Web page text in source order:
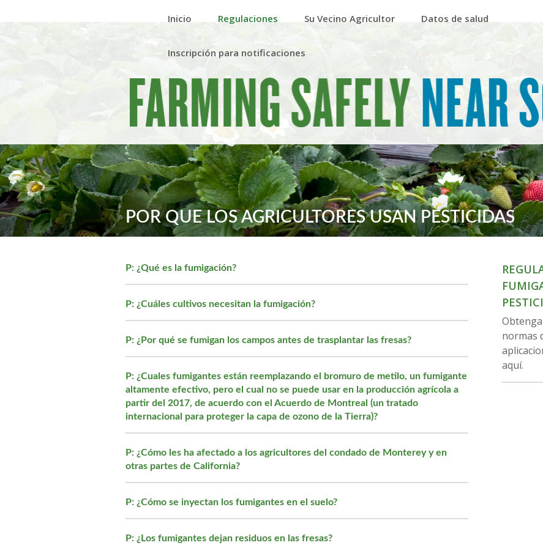
Inicio Regulaciones Su Vecino Agricultor Datos de salud
Inscripción para notificaciones
POR QUE LOS AGRICULTORES USAN PESTICIDAS
P: ¿Qué es la fumigación?
P: ¿Cuáles cultivos necesitan la fumigación?
P: ¿Por qué se fumigan los campos antes de trasplantar las fresas?
P: ¿Cuales fumigantes están reemplazando el bromuro de metilo, un fumigante
altamente efectivo, pero el cual no se puede usar en la producción agrícola a
partir del 2017, de acuerdo con el Acuerdo de Montreal (un tratado
internacional para proteger la capa de ozono de la Tierra)?
P: ¿Cómo les ha afectado a los agricultores del condado de Monterey y en
otras partes de California?
P: ¿Cómo se inyectan los fumigantes en el suelo?
P: ¿Los fumigantes dejan residuos en las fresas?
normas
aquí.